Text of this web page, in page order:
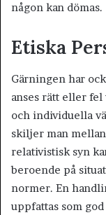
någon kan dömas.
Etiska
Gärningen har
anses rätt eller
och individuella
skiljer man
relativistisk syn
beroende på
normer. En
uppfattas som